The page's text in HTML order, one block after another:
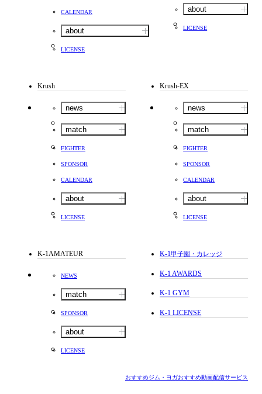
CALENDAR
about
LICENSE
about
LICENSE
Krush
news
match
FIGHTER
SPONSOR
CALENDAR
about
LICENSE
Krush-EX
news
match
FIGHTER
SPONSOR
CALENDAR
about
LICENSE
K-1AMATEUR
NEWS
match
SPONSOR
about
LICENSE
K-1甲子園・カレッジ
K-1 AWARDS
K-1 GYM
K-1 LICENSE
おすすめジム・ヨガおすすめ動画配信サービス